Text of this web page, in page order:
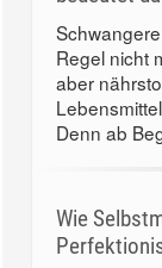
Regel nicht
aber
Denn ab
Wie